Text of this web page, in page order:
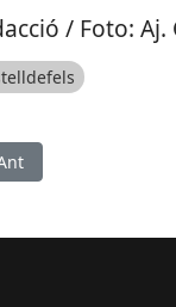
/ Foto:
anterior: CRISI